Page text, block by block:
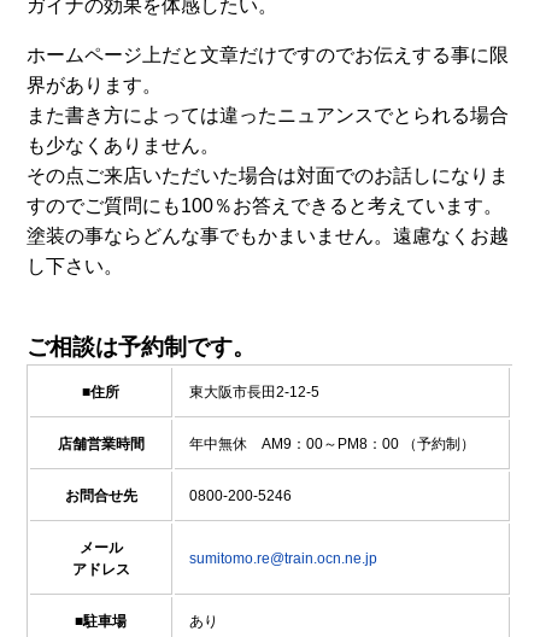
ガイナの効果を体感したい。
ホームページ上だと文章だけですのでお伝えする事に限
界があります。
また書き方によっては違ったニュアンスでとられる場合
も少なくありません。
その点ご来店いただいた場合は対面でのお話しになりま
すのでご質問にも100％お答えできると考えています。
塗装の事ならどんな事でもかまいません。遠慮なくお越
し下さい。
ご相談は予約制です。
■住所 東大阪市長田2-12-5
店舗営業時間 年中無休 AM9：00～PM8：00 （予約制）
お問合せ先 0800-200-5246
メール
アドレス
sumitomo.re@train.ocn.ne.jp
■駐車場 あり